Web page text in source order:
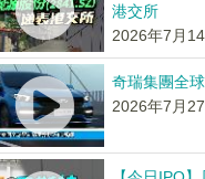
港交所
2026年7月
奇瑞集團全
2026年7月